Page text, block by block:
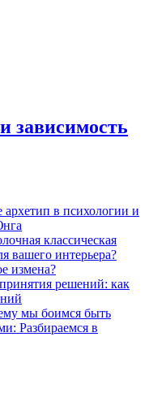
зависимость
архетип в психологии и
классическая
вашего интерьера?
измена?
решений: как
мы боимся быть
Разбираемся в